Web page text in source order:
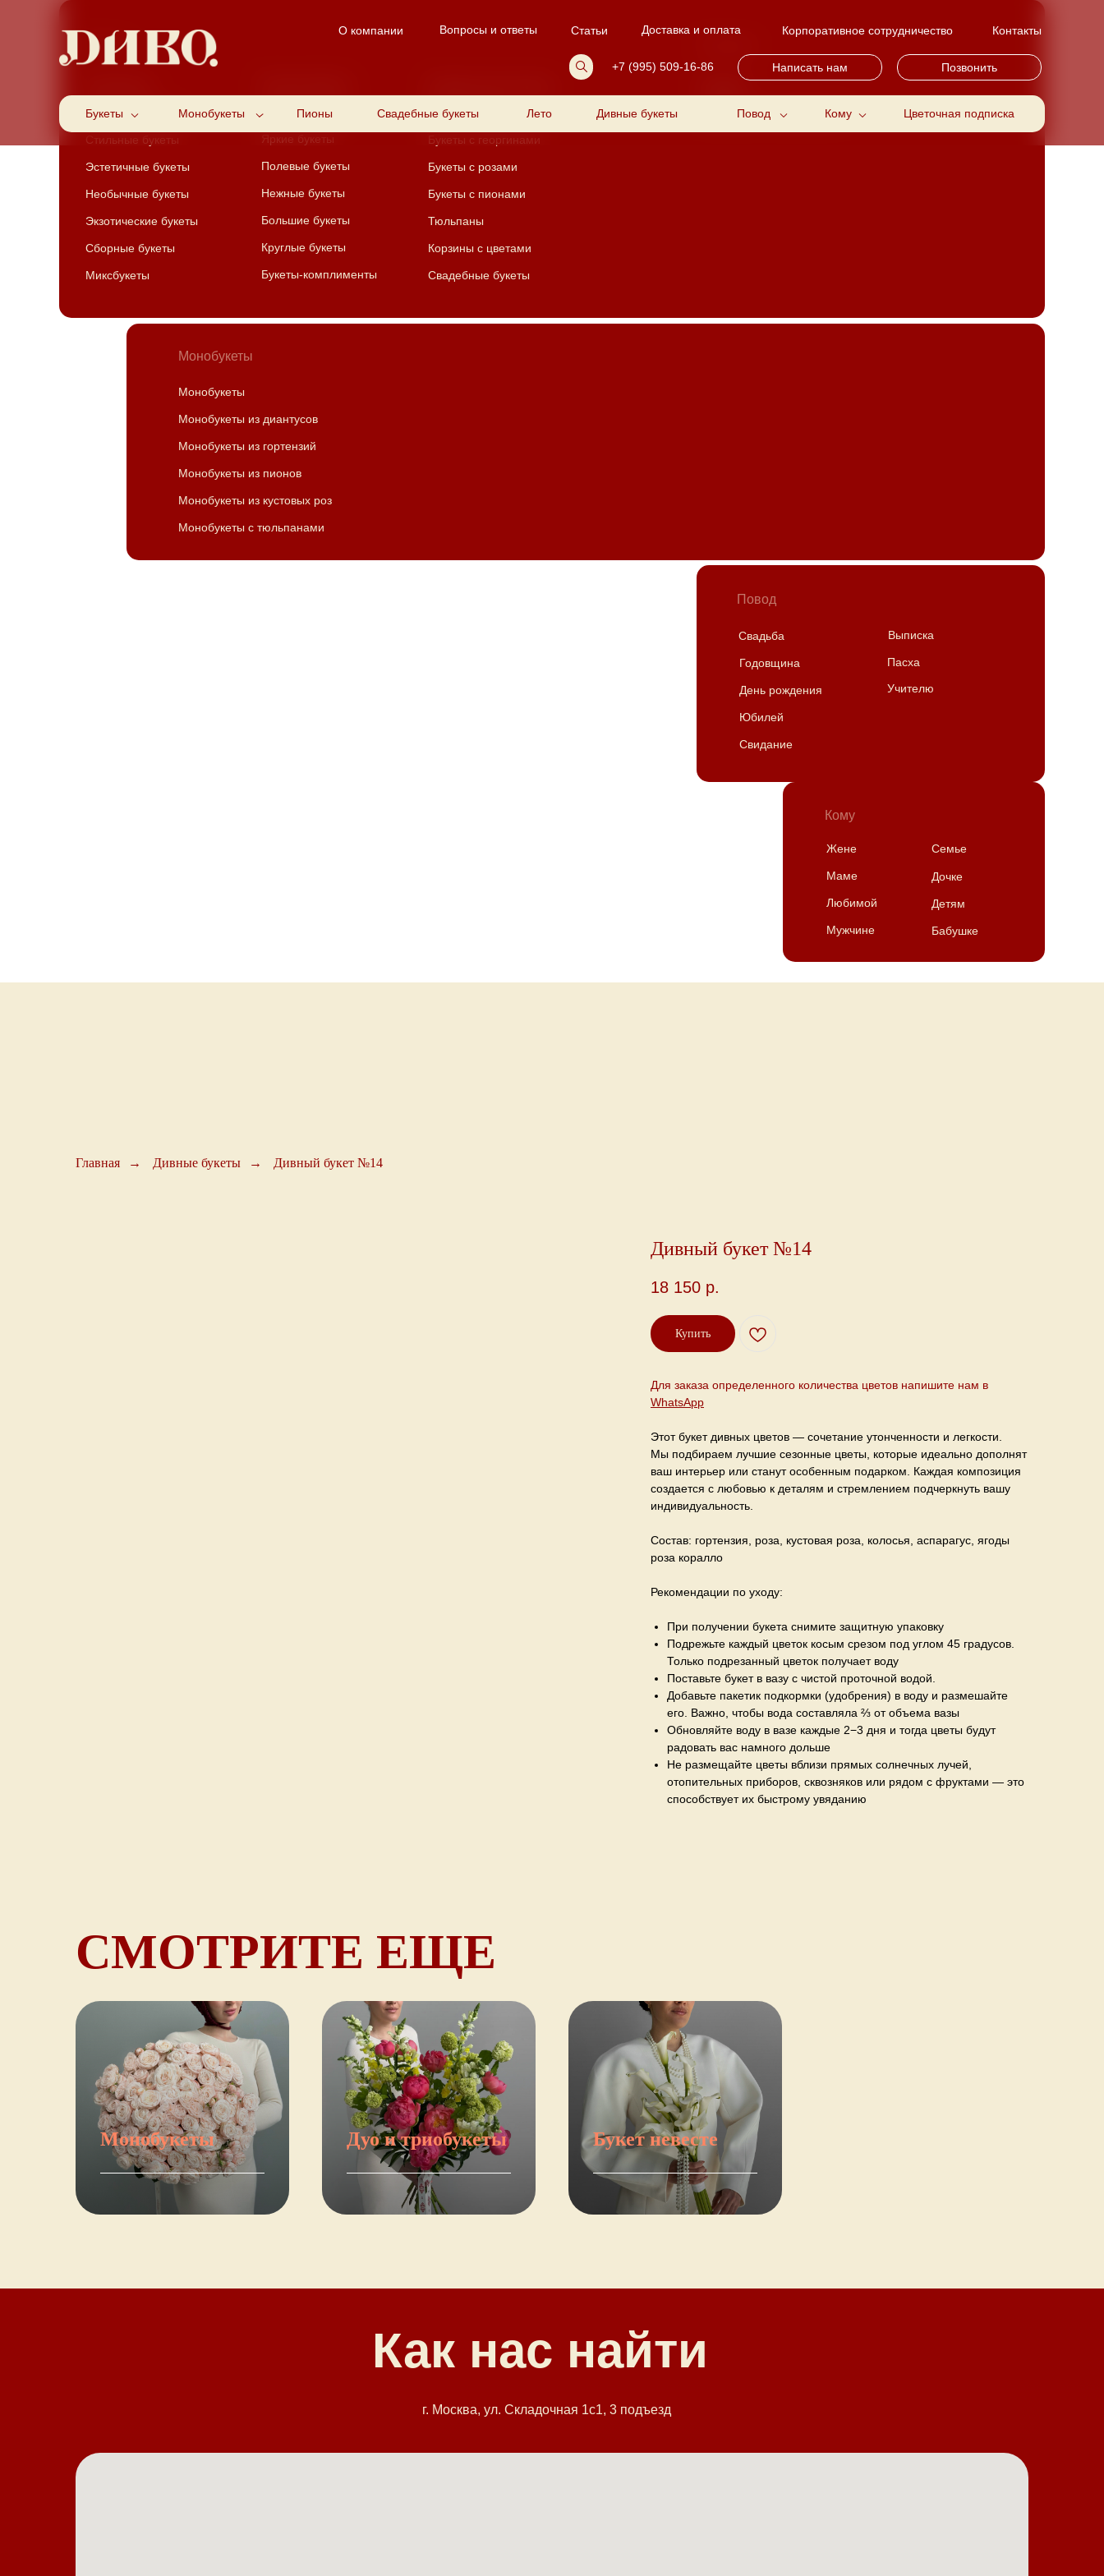
Позвонить
Написать нам
+7 (995) 509-16-86
Кому
Повод
Лето
Букеты Дивные букеты Цветочная подписка
Пионы Свадебные букеты
Монобукеты
Вопросы и ответы Корпоративное сотрудничество
Доставка и оплата Контакты
Статьи
О компании
Букеты с розами
Букеты с пионами
Букеты с георгинами
Бизнес-букеты Подарочные сертификаты
Букеты-комплименты
Круглые букеты
Большие букеты
Полевые букеты
Нежные букеты
Яркие букеты
Пышные букеты
Миксбукеты
Сборные букеты
Экзотические букеты
Необычные букеты
Эстетичные букеты
Стильные букеты
Дуо и триобукеты
Корзины с цветами
Тюльпаны
Свадебные букеты
Букеты
Монобукеты из кустовых роз
Монобукеты с тюльпанами
Монобукеты из пионов
Монобукеты из гортензий
Монобукеты из диантусов
Монобукеты
Монобукеты
Годовщина
Свидание
Свадьба
Пасха
Выписка
Учителю
Юбилей
День рождения
Повод
Мужчине
Любимой Детям
Бабушке
Дочке
Семье
Маме
Жене
Кому
Главная → Дивные букеты → Дивный букет №14
Дивный букет №14
18 150 р.
Купить
Для заказа определенного количества цветов напишите нам в
WhatsApp
Этот букет дивных цветов — сочетание утонченности и легкости.
Мы подбираем лучшие сезонные цветы, которые идеально дополнят
ваш интерьер или станут особенным подарком. Каждая композиция
создается с любовью к деталям и стремлением подчеркнуть вашу
индивидуальность.
Состав: гортензия, роза, кустовая роза, колосья, аспарагус, ягоды
роза коралло
Рекомендации по уходу:
При получении букета снимите защитную упаковку
Подрежьте каждый цветок косым срезом под углом 45 градусов.
Только подрезанный цветок получает воду
Поставьте букет в вазу с чистой проточной водой.
Добавьте пакетик подкормки (удобрения) в воду и размешайте
его. Важно, чтобы вода составляла ⅔ от объема вазы
Обновляйте воду в вазе каждые 2−3 дня и тогда цветы будут
радовать вас намного дольше
Не размещайте цветы вблизи прямых солнечных лучей,
отопительных приборов, сквозняков или рядом с фруктами — это
способствует их быстрому увяданию
СМОТРИТЕ ЕЩЕ
Монобукеты Дуо и триобукеты Букет невесте
Перейти
г. Москва, ул. Cкладочная 1с1, 3 подъезд
Как нас найти